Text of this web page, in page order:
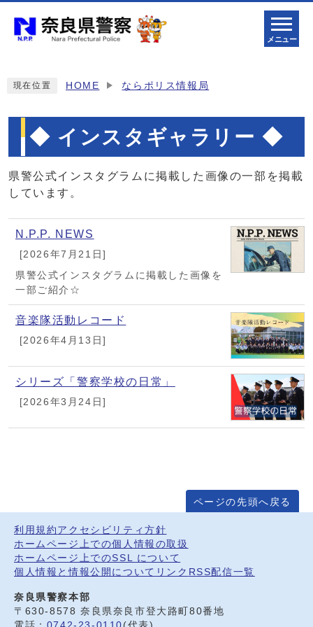
メニュー
現在位置 HOME ならポリス情報局
◆ インスタギャラリー ◆
県警公式インスタグラムに掲載した画像の一部を掲載
しています。
メインメニュー
N.P.P. NEWS
[2026年7月21日]
県警公式インスタグラムに掲載した画像を
一部ご紹介☆
音楽隊活動レコード
[2026年4月13日]
シリーズ「警察学校の日常」
[2026年3月24日]
ページの先頭へ戻る
利用規約 アクセシビリティ方針
ホームページ上での個人情報の取扱
ホームページ上でのSSL について
個人情報と情報公開について リンク RSS配信一覧
奈良県警察本部
〒630-8578 奈良県奈良市登大路町80番地